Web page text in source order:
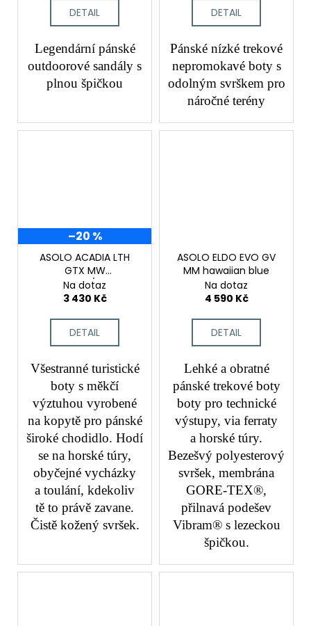
DETAIL
Legendární pánské
outdoorové sandály s
plnou špičkou
DETAIL
Pánské nízké trekové
nepromokavé boty s
odolným svrškem pro
náročné terény
–20 %
ASOLO ACADIA LTH
GTX MW
graphite/black
Na dotaz
3 430 Kč
DETAIL
Všestranné turistické
boty s měkčí
výztuhou vyrobené
na kopytě pro pánské
široké chodidlo. Hodí
se na horské túry,
obyčejné vycházky
a toulání, kdekoliv
tě to právě zavane.
Čistě kožený svršek.
ASOLO ELDO EVO GV
MM hawaiian blue
Na dotaz
4 590 Kč
DETAIL
Lehké a obratné
pánské trekové boty
boty pro technické
výstupy, via ferraty
a horské túry.
Bezešvý polyesterový
svršek, membrána
GORE-TEX®,
přilnavá podešev
Vibram® s lezeckou
špičkou.